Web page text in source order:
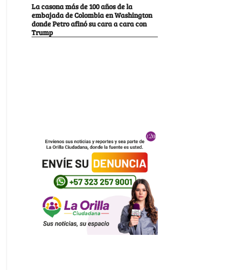
La casona más de 100 años de la
embajada de Colombia en Washington
donde Petro afinó su cara a cara con
Trump